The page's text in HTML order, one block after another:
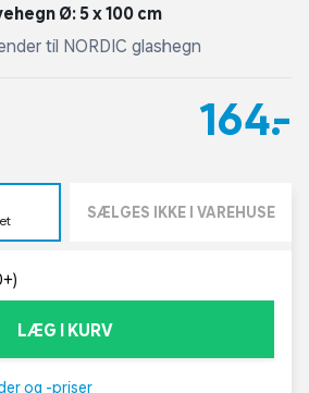
Ø: 5 x 100 cm
til NORDIC glashegn
164,-
SÆLGES IKKE I VAREHUSE
LÆG I KURV
og -priser